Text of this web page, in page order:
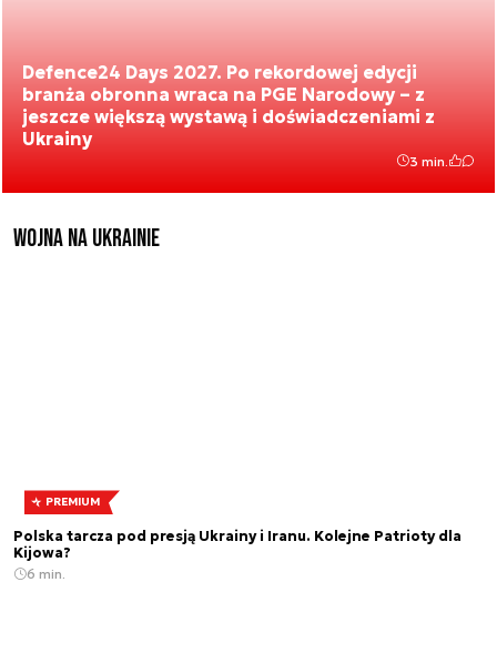
Defence24 Days 2027. Po rekordowej edycji
branża obronna wraca na PGE Narodowy – z
jeszcze większą wystawą i doświadczeniami z
Ukrainy
3 min.
Wojna na Ukrainie
PREMIUM
Polska tarcza pod presją Ukrainy i Iranu. Kolejne Patrioty dla
Kijowa?
6 min.